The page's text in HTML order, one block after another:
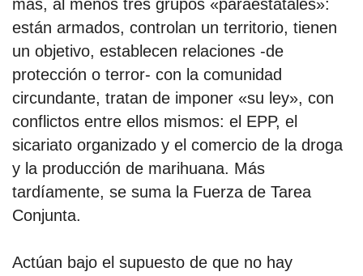
blog
contacto
más, al menos tres grupos «paraestatales»:
están armados, controlan un territorio, tienen
un objetivo, establecen relaciones -de
protección o terror- con la comunidad
circundante, tratan de imponer «su ley», con
conflictos entre ellos mismos: el EPP, el
sicariato organizado y el comercio de la droga
y la producción de marihuana. Más
tardíamente, se suma la Fuerza de Tarea
Conjunta.
Actúan bajo el supuesto de que no hay